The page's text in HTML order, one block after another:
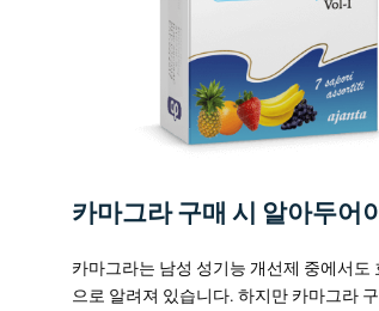
카마그라 구매 시 알아두어
카마그라는 남성 성기능 개선제 중에서도
으로 알려져 있습니다. 하지만 카마그라